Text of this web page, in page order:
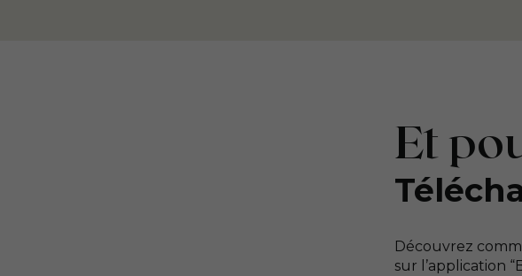
Et
Découvrez
sur l’application